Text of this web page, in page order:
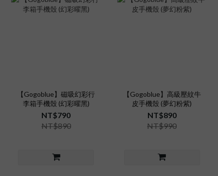
【Gogoblue】磁吸幻彩行
李箱手機殼 (幻彩曜黑)
NT$790
NT$890
【Gogoblue】高級壓紋牛
皮手機殼 (夢幻粉紫)
NT$890
NT$990